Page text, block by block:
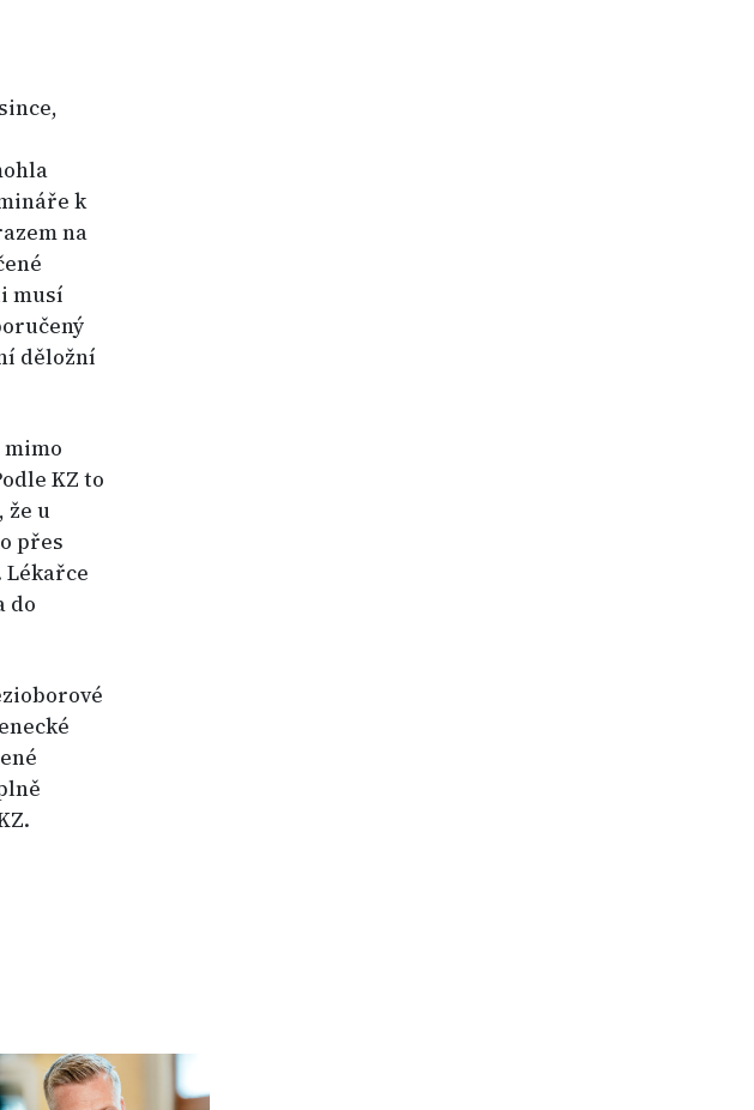
k
na
musí
děložní
KZ to
že u
přes
Lékařce
do